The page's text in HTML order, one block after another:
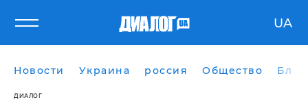
UA
Новости Украина россия Общество
ДИАЛОГ